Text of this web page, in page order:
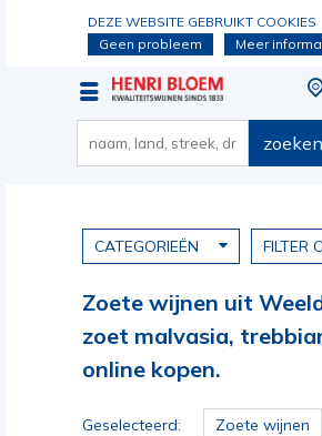
DEZE WEBSITE GEBRUIKT COOKIES
Geen probleem
Meer
zoeken
CATEGORIEËN FILTER
Zoete wijnen uit
zoet malvasia,
online kopen.
Geselecteerd:
Zoete wijnen